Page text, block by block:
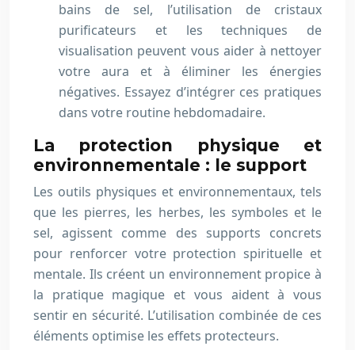
bains de sel, l’utilisation de cristaux
purificateurs et les techniques de
visualisation peuvent vous aider à nettoyer
votre aura et à éliminer les énergies
négatives. Essayez d’intégrer ces pratiques
dans votre routine hebdomadaire.
La protection physique et
environnementale : le support
Les outils physiques et environnementaux, tels
que les pierres, les herbes, les symboles et le
sel, agissent comme des supports concrets
pour renforcer votre protection spirituelle et
mentale. Ils créent un environnement propice à
la pratique magique et vous aident à vous
sentir en sécurité. L’utilisation combinée de ces
éléments optimise les effets protecteurs.